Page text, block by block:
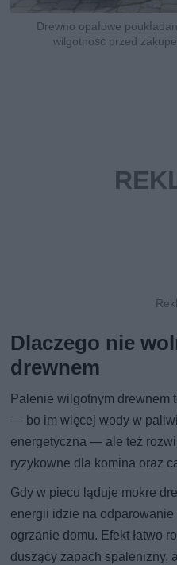
Drewno opałowe
wilgotność przed
Dlaczego nie
drewnem
Palenie wilgotnym drewnem
— bo im więcej wody w
energetyczna — ale też
ryzykowne dla komina oraz
Gdy w piecu ląduje mokre
energii idzie na
ogrzanie domu. Efekt łatwo
duszący zapach spalenizny,